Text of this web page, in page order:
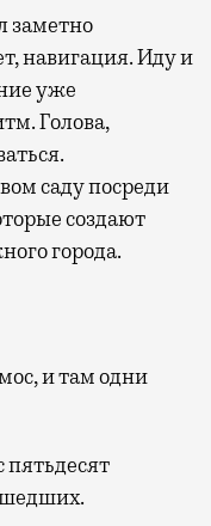
заметно
навигация. Иду и
уже
Голова,
саду посреди
создают
города.
и там одни